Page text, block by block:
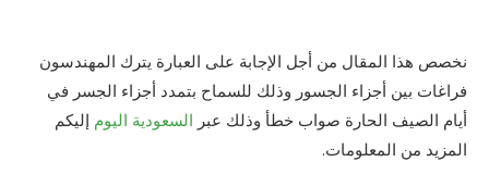
نخصص هذا المقال من أجل الإجابة على العبارة يترك المهندسون
فراغات بين أجزاء الجسور وذلك للسماح بتمدد أجزاء الجسر في
أيام الصيف الحارة صواب خطأ وذلك عبر السعودية اليوم إليكم
المزيد من المعلومات.